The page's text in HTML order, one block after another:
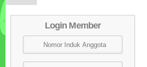
Login Member